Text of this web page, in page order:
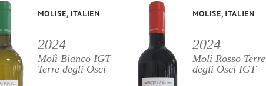
MOLISE, ITALIEN
2024
Molì Bianco IGT
Terre degli Osci
MOLISE, ITALIEN
2024
Moli Rosso Terre
degli Osci IGT